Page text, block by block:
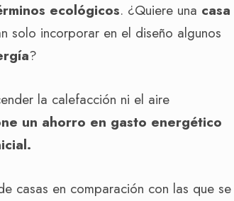
ecológicos. ¿Quiere una casa
solo incorporar en el diseño algunos
?
la calefacción ni el aire
un ahorro en gasto energético
casas en comparación con las que se